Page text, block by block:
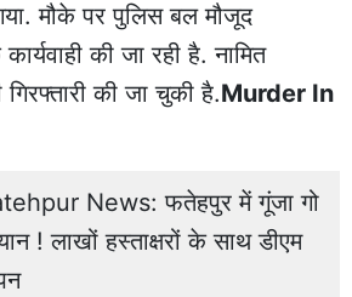
मौके पर पुलिस बल मौजूद
की जा रही है. नामित
की जा चुकी है.Murder In
News: फतेहपुर में गूंजा गो
! लाखों हस्ताक्षरों के साथ डीएम